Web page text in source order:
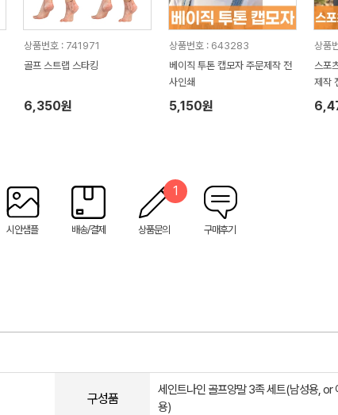
상품번호 : 741971
골프 스트랩 스타킹
6,350원
상품번호 : 643283
베이직 투톤 캡모자 주문제작 전
사인쇄
5,150원
상품
스포
제작
시안샘플 배송/결제 상품문의
1
구매후기
구성품
세인트나인 골프양말 3족 세트(남성용, or
용)